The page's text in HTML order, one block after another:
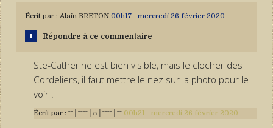
Écrit par : Alain BRETON 00h17- mercredi 26 février 2020
Répondre à ce commentaire
Ste-Catherine est bien visible, mais le clocher des
Cordeliers, il faut mettre le nez sur la photo pour le
voir !
Écrit par :ˉˉ│ˉˉˉˉ│∩│ˉˉˉˉ│ˉˉ 00h21 -mercredi 26 février 2020